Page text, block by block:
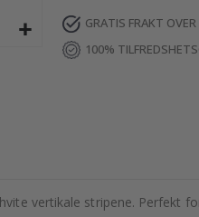
GRATIS FRAKT
100%
vertikale stripene. Perfekt